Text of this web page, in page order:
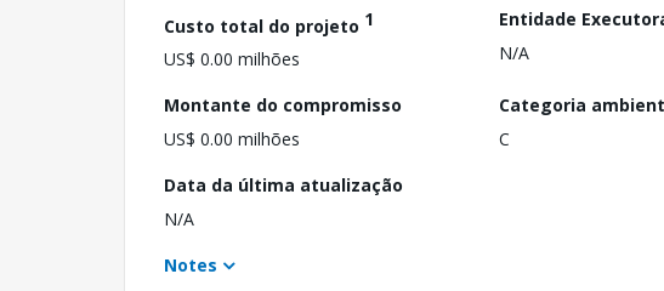
Custo total do projeto 1
US$ 0.00 milhões
Entidade
N/A
Montante do compromisso
US$ 0.00 milhões
Categoria
C
Data da última atualização
N/A
Notes